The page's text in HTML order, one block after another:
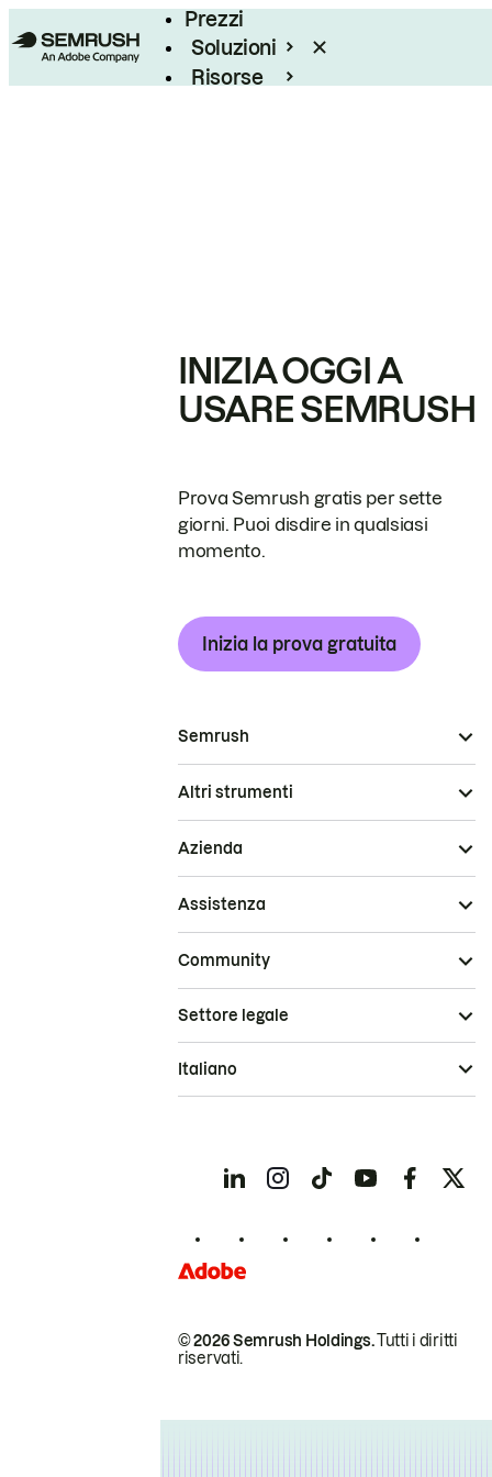
Prezzi
Soluzioni
Risorse
INIZIA OGGI A
USARE SEMRUSH
Prova Semrush gratis per sette
giorni. Puoi disdire in qualsiasi
momento.
Inizia la prova gratuita
Semrush
Altri strumenti
Azienda
Assistenza
Community
© 2026 Semrush Holdings.Tutti i diritti
riservati.
Settore legale
Italiano